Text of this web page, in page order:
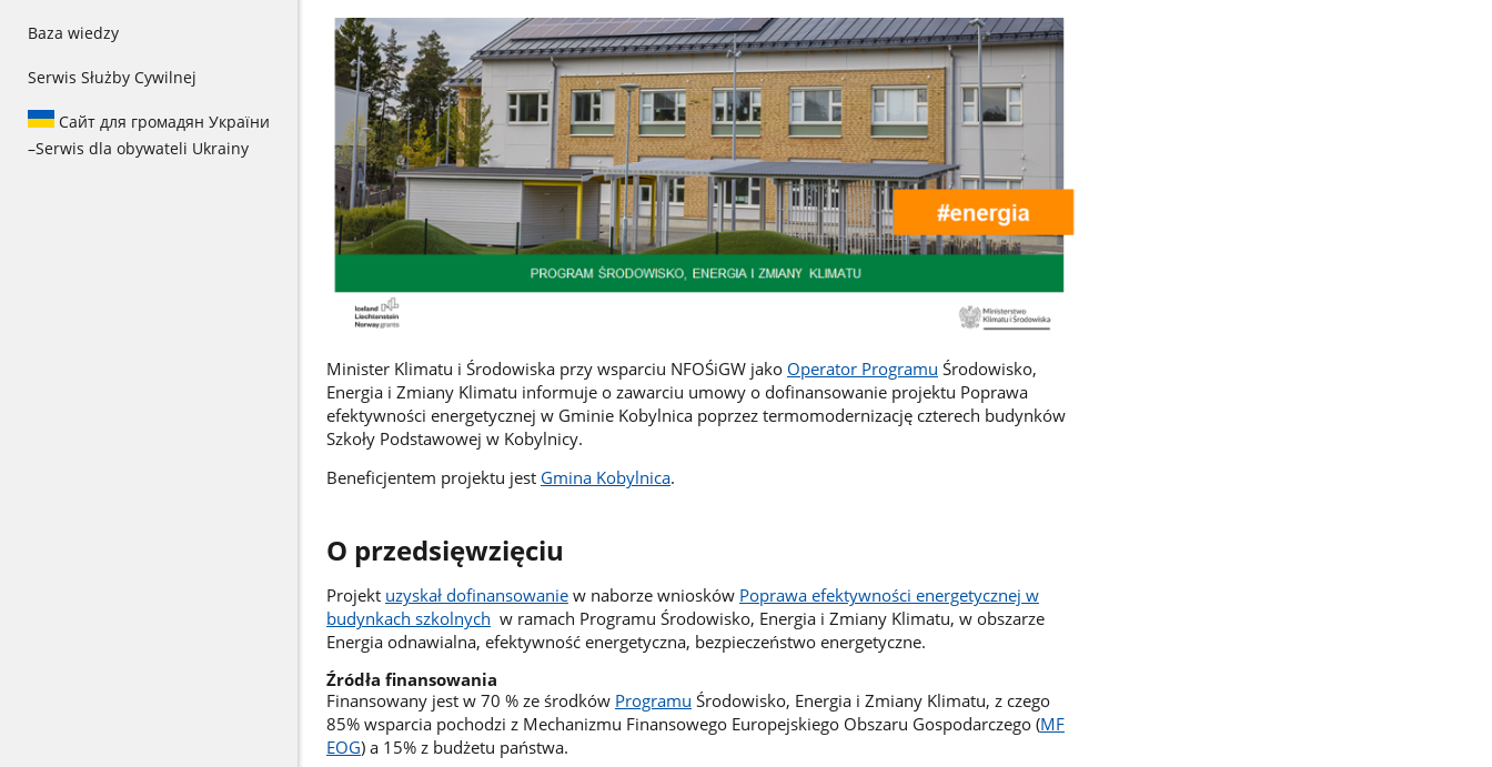
Baza wiedzy
Serwis Służby Cywilnej
Сайт для громадян України
–Serwis dla obywateli Ukrainy
Minister Klimatu i Środowiska przy wsparciu NFOŚiGW jako Operator Programu Środowisko,
Energia i Zmiany Klimatu informuje o zawarciu umowy o dofinansowanie projektu Poprawa
efektywności energetycznej w Gminie Kobylnica poprzez termomodernizację czterech budynków
Szkoły Podstawowej w Kobylnicy.
Beneficjentem projektu jest Gmina Kobylnica.
O przedsięwzięciu
Projekt uzyskał dofinansowaniew naborze wniosków Poprawa efektywności energetycznej w
budynkach szkolnych w ramach Programu Środowisko, Energia i Zmiany Klimatu, w obszarze
Energia odnawialna, efektywność energetyczna, bezpieczeństwo energetyczne.
Źródła finansowania
Finansowany jest w 70 % ze środków Programu Środowisko, Energia i Zmiany Klimatu, z czego
85% wsparcia pochodzi z Mechanizmu Finansowego Europejskiego Obszaru Gospodarczego (MF
EOG) a 15% z budżetu państwa.